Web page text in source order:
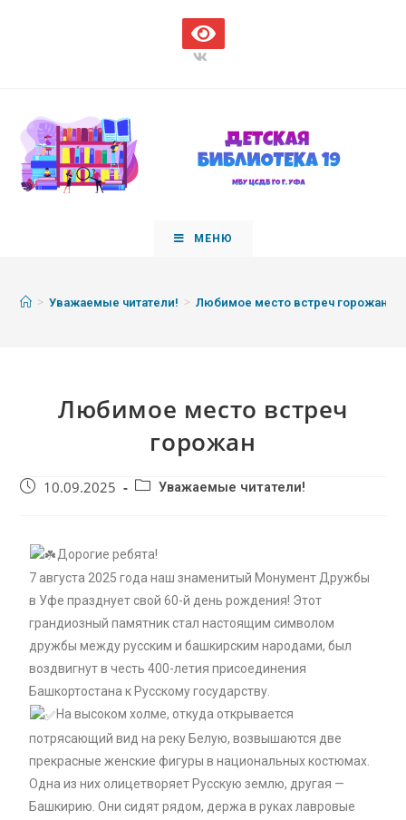
МЕНЮ
> Уважаемые читатели! > Любимое место встреч горожан
Любимое место встреч
горожан
10.09.2025 Уважаемые читатели!
Дорогие ребята!
7 августа 2025 года наш знаменитый Монумент Дружбы
в Уфе празднует свой 60-й день рождения! Этот
грандиозный памятник стал настоящим символом
дружбы между русским и башкирским народами, был
воздвигнут в честь 400-летия присоединения
Башкортостана к Русскому государству.
На высоком холме, откуда открывается
потрясающий вид на реку Белую, возвышаются две
прекрасные женские фигуры в национальных костюмах.
Одна из них олицетворяет Русскую землю, другая —
Башкирию. Они сидят рядом, держа в руках лавровые